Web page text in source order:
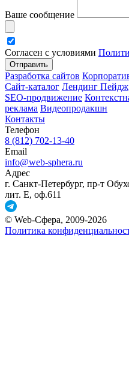
Ваше сообщение
Согласен с условиями
Отправить
Разработка сайтов
Сайт-каталог Лендинг Пейдж
SEO-продвижение
реклама Видеопродакшн
Контакты
Телефон
8 (812) 702-13-40
Email
info@web-sphera.ru
Адрес
г. Санкт-Петербург, пр-т
лит. Е, оф.611
© Web-Сфера, 2009-2026
Политика